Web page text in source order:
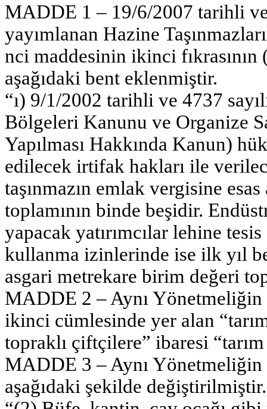
MADDE 1 – 19/6/2007 tarihli ve
yayımlanan Hazine
nci maddesinin ikinci
aşağıdaki bent eklenmiştir.
“ı) 9/1/2002 tarihli ve 4737
Bölgeleri Kanunu ve Organize
Yapılması Hakkında Kanun)
edilecek irtifak hakları ile
taşınmazın emlak vergisine
toplamının binde beşidir.
yapacak yatırımcılar lehine
kullanma izinlerinde ise ilk yıl
asgari metrekare birim değeri
MADDE 2 – Aynı Yönetmeliğin
ikinci cümlesinde yer alan
topraklı çiftçilere” ibaresi
MADDE 3 – Aynı
aşağıdaki şekilde değiştirilmiştir.